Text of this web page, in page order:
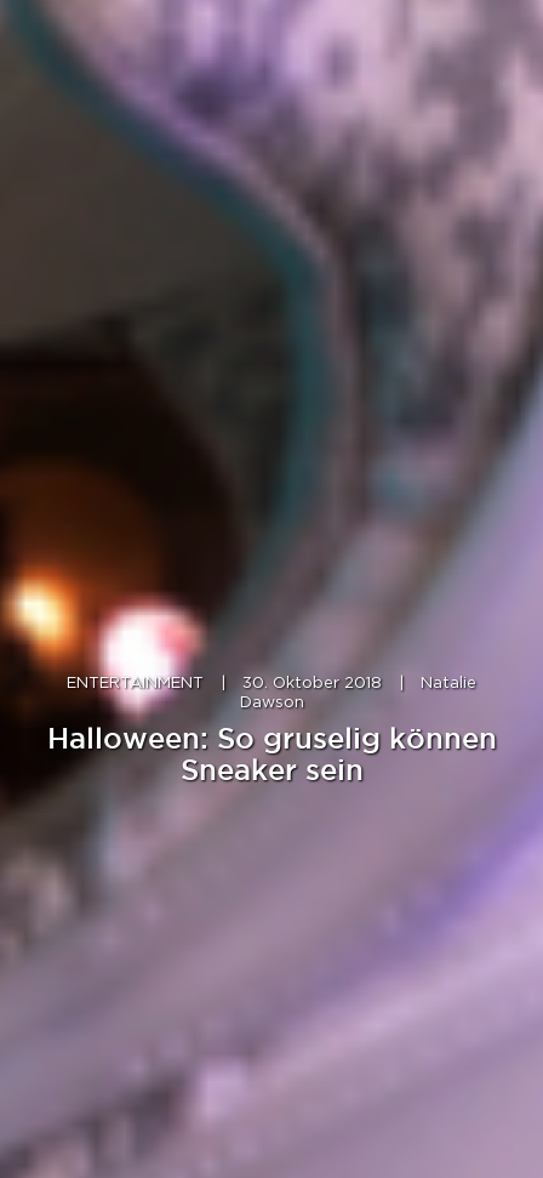
ENTERTAINMENT 30. Oktober 2018
Natalie
Dawson
Halloween: So gruselig können
Sneaker sein